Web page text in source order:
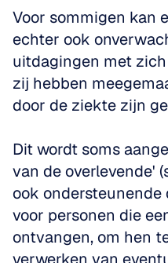
Voor sommigen kan
echter ook
uitdagingen met
zij hebben
door de ziekte zijn
Dit wordt soms
van de overlevende'
ook
voor personen die
ontvangen, om hen